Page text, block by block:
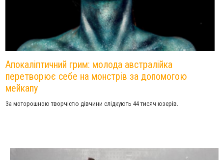
Апокаліптичний грим: молода австралійка
перетворює себе на монстрів за допомогою
мейкапу
За моторошною творчістю дівчини слідкують 44 тисяч юзерів.